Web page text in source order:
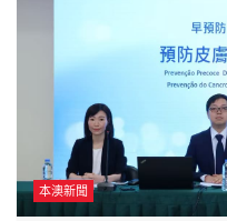
本澳新聞